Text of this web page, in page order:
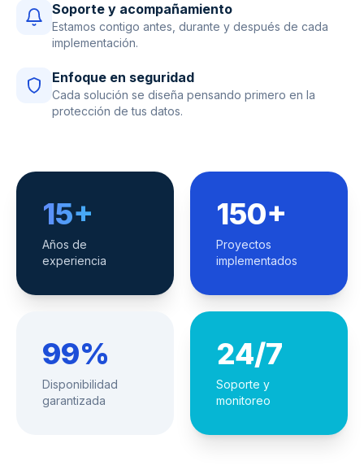
Soporte y acompañamiento
Estamos contigo antes, durante y después de cada
implementación.
Enfoque en seguridad
Cada solución se diseña pensando primero en la
protección de tus datos.
15+
Años de
experiencia
150+
Proyectos
implementados
99%
Disponibilidad
garantizada
24/7
Soporte y
monitoreo